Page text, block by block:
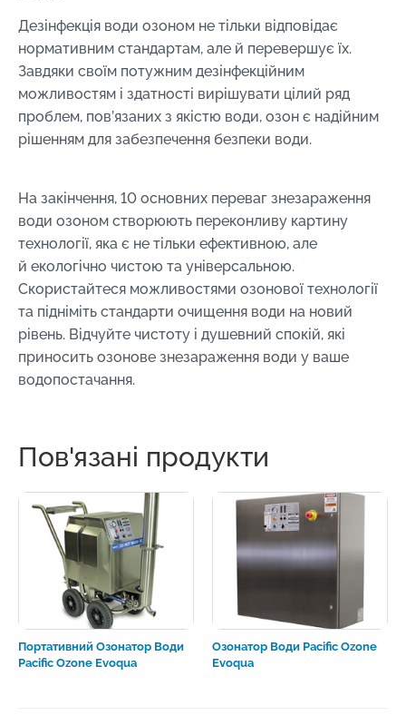
Дезінфекція води озоном не тільки відповідає
нормативним стандартам, але й перевершує їх.
Завдяки своїм потужним дезінфекційним
можливостям і здатності вирішувати цілий ряд
проблем, пов’язаних з якістю води, озон є надійним
рішенням для забезпечення безпеки води.
На закінчення, 10 основних переваг знезараження
води озоном створюють переконливу картину
технології, яка є не тільки ефективною, але
й екологічно чистою та універсальною.
Скористайтеся можливостями озонової технології
та підніміть стандарти очищення води на новий
рівень. Відчуйте чистоту і душевний спокій, які
приносить озонове знезараження води у ваше
водопостачання.
Пов'язані продукти
Портативний Озонатор Води
Pacific Ozone Evoqua
Озонатор Води Pacific Ozone
Evoqua